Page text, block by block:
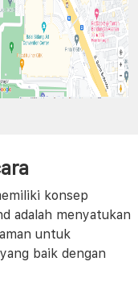
konsep
adalah menyatukan
untuk
baik dengan